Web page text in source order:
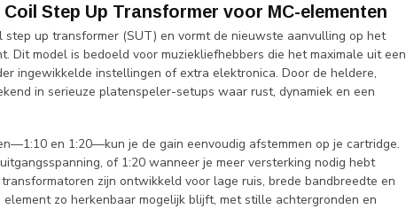
Step Up Transformer voor MC-elementen
step up transformer (SUT) en vormt de nieuwste aanvulling op het
Dit model is bedoeld voor muziekliefhebbers die het maximale uit een
ingewikkelde instellingen of extra elektronica. Door de heldere,
in serieuze platenspeler-setups waar rust, dynamiek en een
en 1:20—kun je de gain eenvoudig afstemmen op je cartridge.
of 1:20 wanneer je meer versterking nodig hebt
zijn ontwikkeld voor lage ruis, brede bandbreedte en
zo herkenbaar mogelijk blijft, met stille achtergronden en